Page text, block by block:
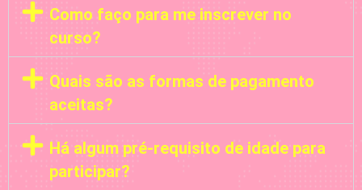
Como faço para me inscrever no
curso?
Quais são as formas de pagamento
aceitas?
Há algum pré-requisito de idade para
participar?